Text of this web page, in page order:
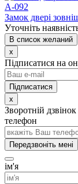
Замок двері
Уточніть
В список желаний
x
Підписатися на
x
Зворотній дзвінок
телефон
Передзвоніть мені
ім'я